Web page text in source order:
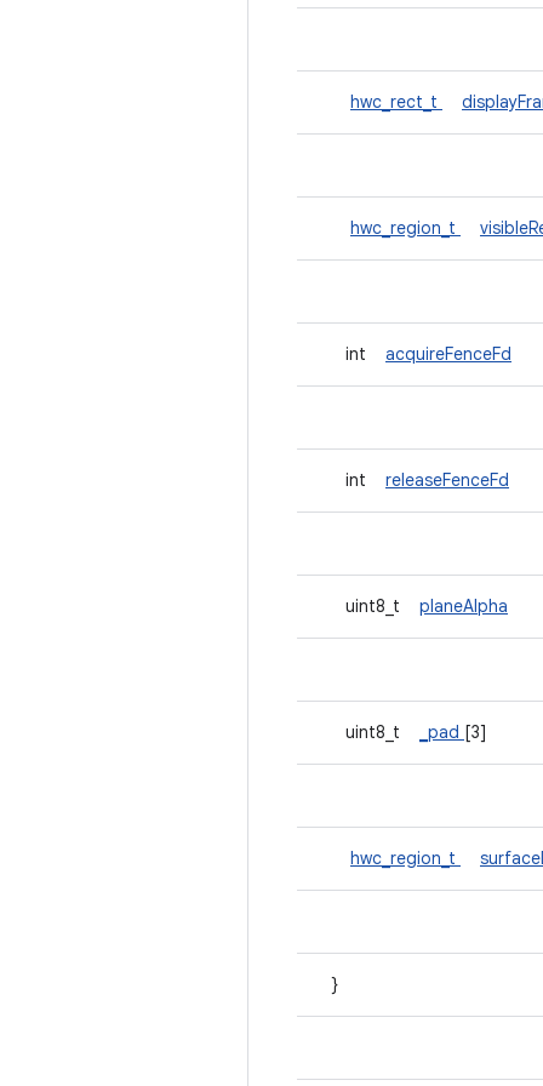
hwc_rect_t
hwc_region_t
int acquireFenceFd
int releaseFenceFd
uint8_t planeAlpha
uint8_t _pad [3]
hwc_region_t
}